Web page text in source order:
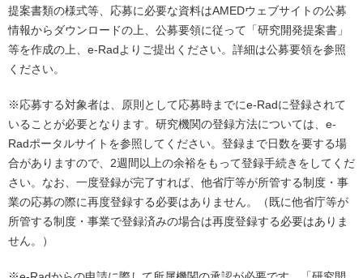
提案書類の様式等、応募に必要な資料はAMEDウェブサイトの公募
情報からダウンロードの上、公募要領に従って「研究開発提案書」
等を作成の上、e-Radよりご提出ください。詳細は公募要領を参照
ください。
※応募する対象者は、原則として応募時までにe-Radに登録されて
いることが必要となります。研究機関の登録方法については、e-
Radポータルサイトを参照してください。登録まで日数を要する場
合がありますので、2週間以上の余裕をもって登録手続きをしてくだ
さい。なお、一度登録が完了すれば、他省庁等が所管する制度・事
業の応募の際に再度登録する必要はありません。（既に他省庁等が
所管する制度・事業で登録済みの場合は再度登録する必要はありま
せん。）